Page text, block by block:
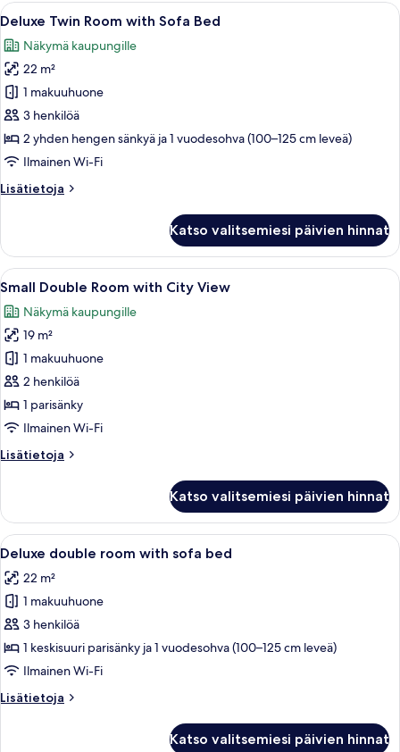
Avaa
kaikki
huonetyypin
Deluxe
Twin
Room
with
Sofa
kuvat
Hotellihuone, jossa on kaksi
6
Deluxe Twin Room with Sofa Bed
Näkymä kaupungille
22 m²
1 makuuhuone
3 henkilöä
2 yhden hengen sänkyä ja 1 vuodesohva (100–125 cm leveä)
Ilmainen Wi-Fi
Lisätietoja
Lisätietoja
Room
with
Sofa
Katso valitsemiesi päivien hinnat
Avaa
kaikki
huonetyypin
Small
Double
Room
with
City
kuvat
Moderni hotellihuone, jossa on
8
Small Double Room with City View
Näkymä kaupungille
19 m²
1 makuuhuone
2 henkilöä
1 parisänky
Ilmainen Wi-Fi
Lisätietoja
Lisätietoja
Room
with
City
Katso valitsemiesi päivien hinnat
Avaa
kaikki
huonetyypin
Deluxe
double
room
with
bed
Moderni hotellihuone, jossa on
6
Deluxe double room with sofa bed
22 m²
1 makuuhuone
3 henkilöä
1 keskisuuri parisänky ja 1 vuodesohva (100–125 cm leveä)
Ilmainen Wi-Fi
Lisätietoja
Lisätietoja
Katso valitsemiesi päivien hinnat